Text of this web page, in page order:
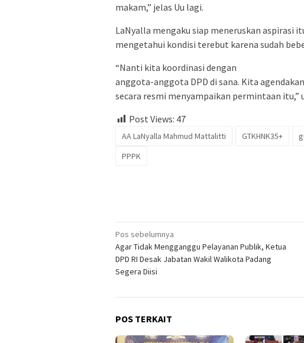
makam,” jelas Uu lagi.
LaNyalla mengaku siap meneruskan aspirasi
mengetahui kondisi terebut karena sudah
“Nanti kita koordinasi dengan
anggota-anggota DPD di sana. Kita
secara resmi menyampaikan permintaan itu,”
Post Views: 47
AA LaNyalla Mahmud Mattalitti GTKHNK35+
PPPK
Navigasi
pos
Pos sebelumnya
Agar Tidak Mengganggu Pelayanan Publik, Ketua
DPD RI Desak Jabatan Wakil Walikota Padang
Segera Diisi
POS TERKAIT